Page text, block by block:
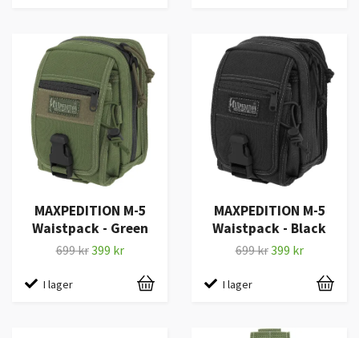
MAXPEDITION M-5
Waistpack - Green
699 kr399 kr
I lager
MAXPEDITION M-5
Waistpack - Black
699 kr399 kr
I lager